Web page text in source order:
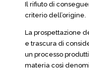
Il rifiuto di
criterio dell’origine.
La prospettazione
e trascura di
un processo
materia così